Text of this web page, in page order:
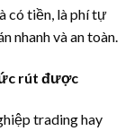
có tiền, là phí tự
nhanh và an toàn.
rút được
trading hay